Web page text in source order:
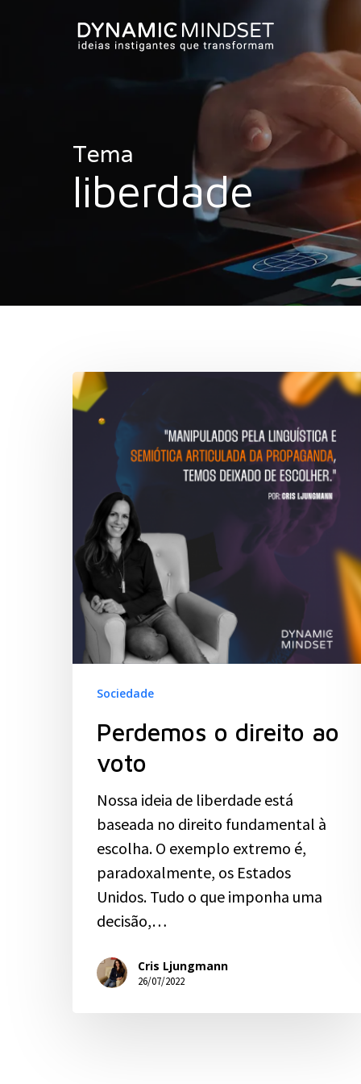
Hit enter to search or ESC to close
Tema
liberdade
Sociedade
Perdemos o direito ao
voto
Nossa ideia de liberdade está
baseada no direito fundamental à
escolha. O exemplo extremo é,
paradoxalmente, os Estados
Unidos. Tudo o que imponha uma
decisão,…
Cris Ljungmann
26/07/2022